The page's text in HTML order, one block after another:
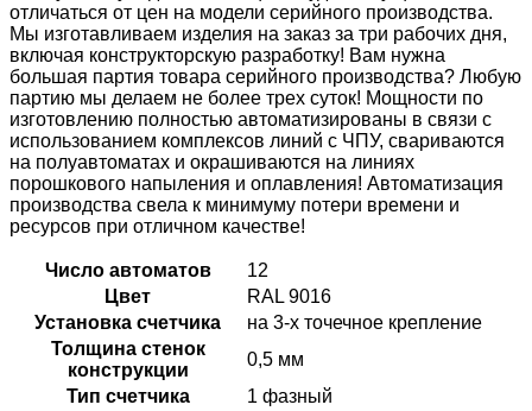
отличаться от цен на модели серийного производства.
Мы изготавливаем изделия на заказ за три рабочих дня,
включая конструкторскую разработку! Вам нужна
большая партия товара серийного производства? Любую
партию мы делаем не более трех суток! Мощности по
изготовлению полностью автоматизированы в связи с
использованием комплексов линий с ЧПУ, свариваются
на полуавтоматах и окрашиваются на линиях
порошкового напыления и оплавления! Автоматизация
производства свела к минимуму потери времени и
ресурсов при отличном качестве!
Число автоматов
12
Цвет
RAL 9016
Установка счетчика
на 3-х точечное крепление
Толщина стенок
конструкции
0,5 мм
Тип счетчика
1 фазный